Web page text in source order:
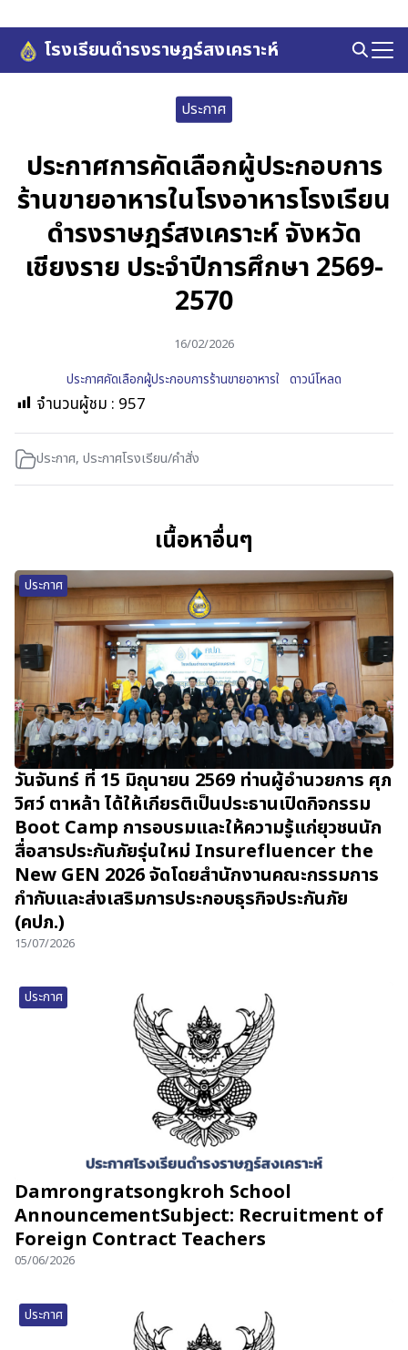
to
contentโรงเรียนดำรงราษฎร์สงเคราะห์
Search
for:
ประกาศ
ประกาศการคัดเลือกผู้ประกอบการ
ร้านขายอาหารในโรงอาหารโรงเรียน
ดำรงราษฎร์สงเคราะห์ จังหวัด
เชียงราย ประจำปีการศึกษา 2569-
2570
16/02/2026
ประกาศคัดเลือกผู้ประกอบการร้านขายอาหารใ ดาวน์โหลด
จำนวนผู้ชม : 957
ประกาศ, ประกาศโรงเรียน/คำสั่ง
เนื้อหาอื่นๆ
ประกาศ
วันจันทร์ ที่ 15 มิถุนายน 2569 ท่านผู้อำนวยการ ศุภ
วิศว์ ตาหล้า ได้ให้เกียรติเป็นประธานเปิดกิจกรรม
Boot Camp การอบรมและให้ความรู้แก่ยุวชนนัก
สื่อสารประกันภัยรุ่นใหม่ Insurefluencer the
New GEN 2026 จัดโดยสำนักงานคณะกรรมการ
กำกับและส่งเสริมการประกอบธุรกิจประกันภัย
(คปภ.)
15/07/2026
ประกาศ
Damrongratsongkroh School
AnnouncementSubject: Recruitment of
Foreign Contract Teachers
05/06/2026
ประกาศ